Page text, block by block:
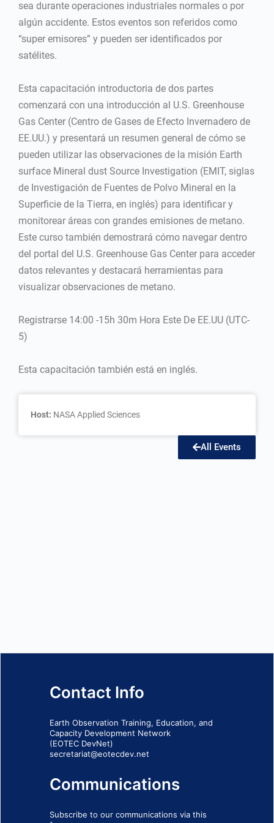
sea durante operaciones industriales normales o por
algún accidente. Estos eventos son referidos como
“super emisores” y pueden ser identificados por
satélites.
Esta capacitación introductoria de dos partes
comenzará con una introducción al U.S. Greenhouse
Gas Center (Centro de Gases de Efecto Invernadero de
EE.UU.) y presentará un resumen general de cómo se
pueden utilizar las observaciones de la misión Earth
surface Mineral dust Source Investigation (EMIT, siglas
de Investigación de Fuentes de Polvo Mineral en la
Superficie de la Tierra, en inglés) para identificar y
monitorear áreas con grandes emisiones de metano.
Este curso también demostrará cómo navegar dentro
del portal del U.S. Greenhouse Gas Center para acceder
datos relevantes y destacará herramientas para
visualizar observaciones de metano.
Registrarse 14:00 -15h 30m Hora Este De EE.UU (UTC-
5)
Esta capacitación también está en inglés.
Host: NASA Applied Sciences
All Events
Contact Info
Earth Observation Training, Education, and
Capacity Development Network
(EOTEC DevNet)
secretariat@eotecdev.net
Communications
Subscribe to our communications via this